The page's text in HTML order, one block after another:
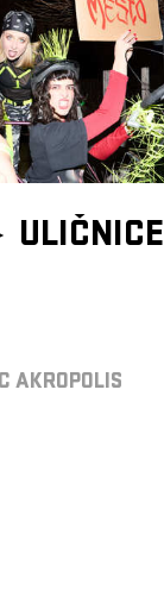
ULIČNICE
AKROPOLIS